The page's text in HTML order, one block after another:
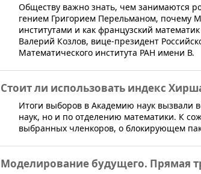
​Обществу важно знать, чем занимаются
гением Григорием Перельманом, почему
институтами и как французский
Валерий Козлов, вице-президент
Математического института РАН имени В.
Стоит ли использовать индекс
Итоги выборов в Академию наук вызвали
наук, но и по отделению математики. К
выбранных членкоров, о блокирующем
Моделирование будущего. Прямая